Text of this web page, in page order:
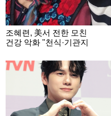
조혜련, 美서 전한 모친
건강 악화 "천식·기관지
해 주세요"